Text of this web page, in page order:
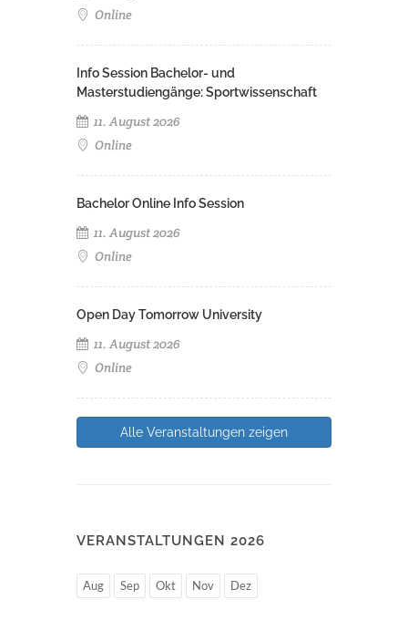
Online
Info Session Bachelor- und
Masterstudiengänge: Sportwissenschaft
11. August 2026
Online
Bachelor Online Info Session
11. August 2026
Online
Open Day Tomorrow University
11. August 2026
Online
Alle Veranstaltungen zeigen
VERANSTALTUNGEN 2026
Aug Sep Okt Nov Dez